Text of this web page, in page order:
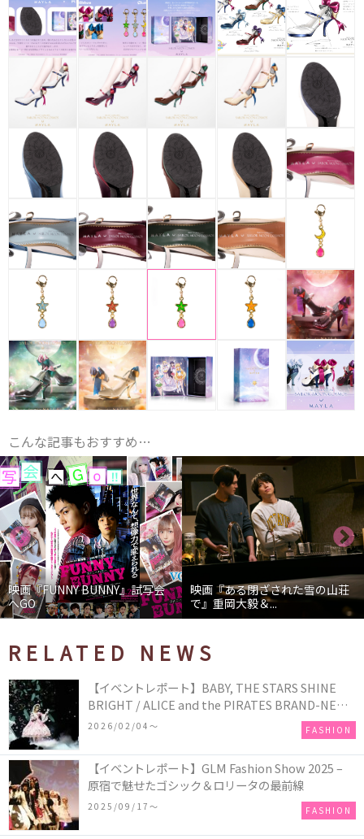
こんな記事もおすすめ…
映画『FUNNY BUNNY』試写会
へGO
映画『ある閉ざされた雪の山荘
で』重岡大毅＆...
RELATED NEWS
【イベントレポート】BABY, THE STARS SHINE
BRIGHT / ALICE and the PIRATES BRAND-NEW
COLLECTION in TOKYO
2026/02/04〜 FASHION
【イベントレポート】GLM Fashion Show 2025 –
原宿で魅せたゴシック＆ロリータの最前線
2025/09/17〜 FASHION